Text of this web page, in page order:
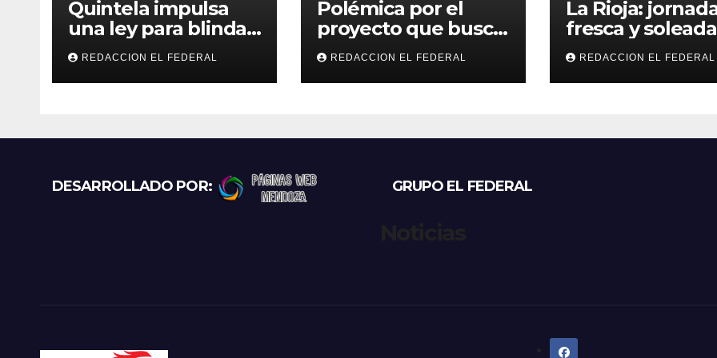
Quintela impulsa
una ley para blindar
las tierras rurales de
La Rioja: cuáles son
los principales
REDACCION EL FEDERAL
Polémica por el
proyecto que busca
regular criaderos y
refugios de perros y
gatos: denuncian
REDACCION EL FEDERAL
La Rioja:
fresca y soleada
este jueves, con
temperaturas
estables para el
REDACCION EL FEDERAL
DESARROLLADO POR: GRUPO EL FEDERAL